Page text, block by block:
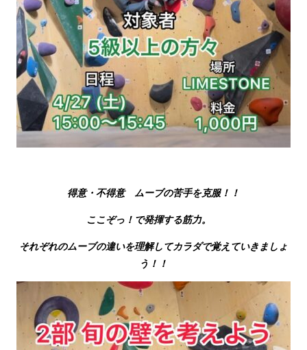
得意・不得意 ムーブの苦手を克服！！
ここぞっ！で発揮する筋力。
それぞれのムーブの違いを理解してカラダで覚えていきましょ
う！！